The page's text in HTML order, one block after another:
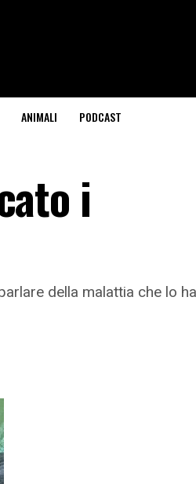
ANIMALI PODCAST
i
della malattia che lo